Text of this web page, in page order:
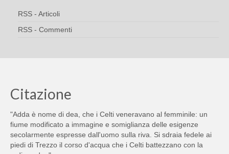
RSS - Articoli
RSS - Commenti
Citazione
"Adda è nome di dea, che i Celti veneravano al femminile: un
fiume modificato a immagine e somiglianza delle esigenze
secolarmente espresse dall'uomo sulla riva. Si sdraia fedele ai
piedi di Trezzo il corso d'acqua che i Celti battezzano con la